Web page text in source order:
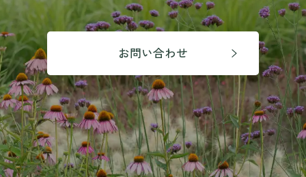
お問い合わせ